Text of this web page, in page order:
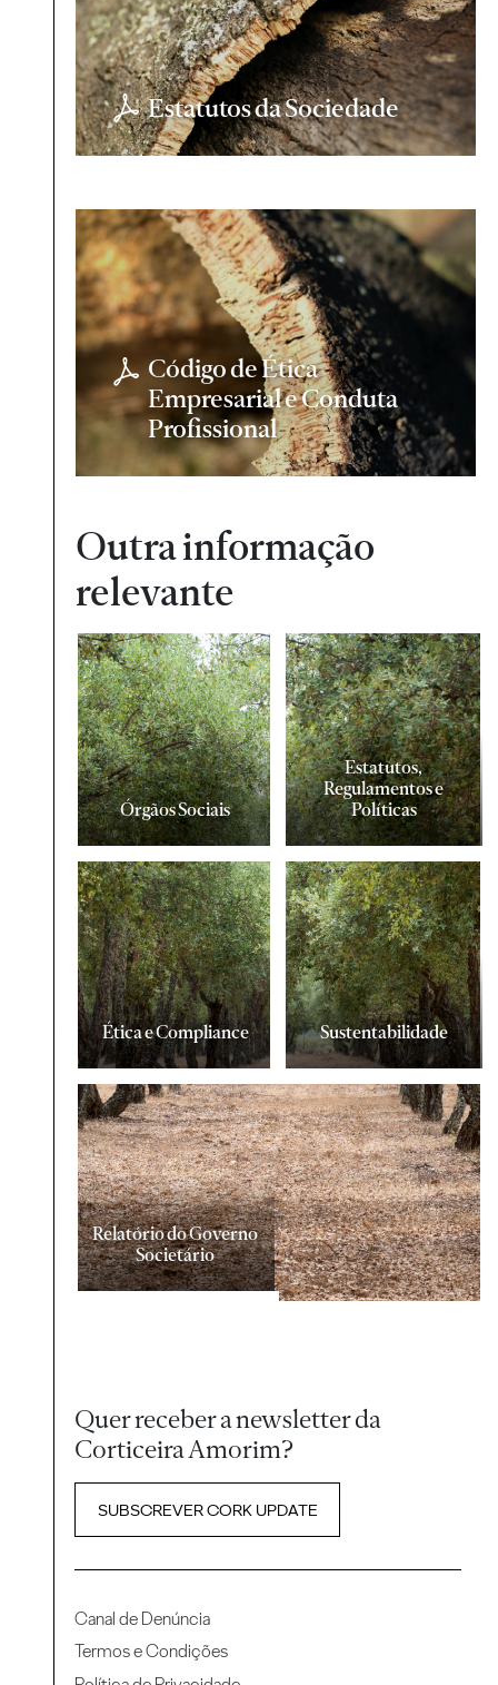
Estatutos da Sociedade
Código de Ética
Empresarial e Conduta
Profissional
Outra informação
relevante
Órgãos Sociais
Estatutos,
Regulamentos e
Políticas
Ética e Compliance Sustentabilidade
Relatório do Governo
Societário
Quer receber a newsletter da
Corticeira Amorim?
SUBSCREVER CORK UPDATE
Canal de Denúncia
Termos e Condições